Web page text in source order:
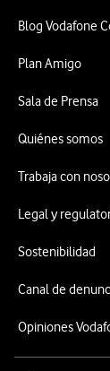
Blog Vodafone
Plan Amigo
Sala de Prensa
Quiénes somos
Trabaja con
Legal y
Sostenibilidad
Canal de
Opiniones